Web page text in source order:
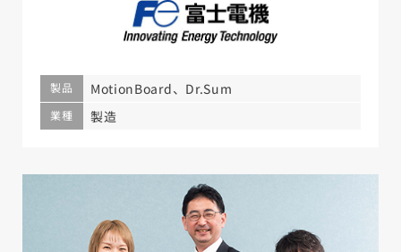
製品 MotionBoard、Dr.Sum
業種 製造